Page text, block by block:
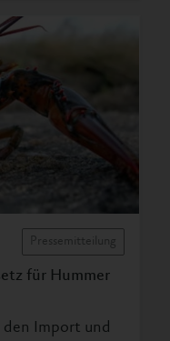
Pressemitteilung
für Hummer
den Import und